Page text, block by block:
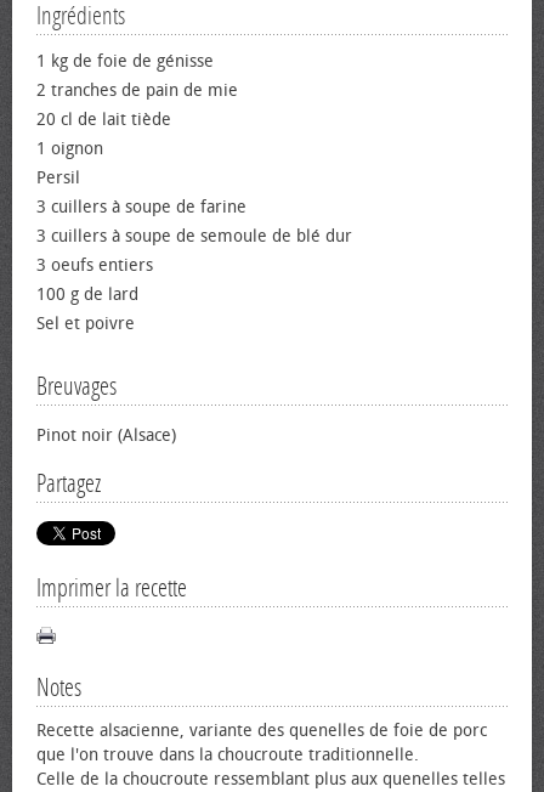
Ingrédients
1 kg de foie de génisse
2 tranches de pain de mie
20 cl de lait tiède
1 oignon
Persil
3 cuillers à soupe de farine
3 cuillers à soupe de semoule de blé dur
3 œufs entiers
100 g de lard
Sel et poivre
Breuvages
Pinot noir (Alsace)
Partagez
Imprimer la recette
Notes
Recette alsacienne, variante des quenelles de foie de porc
que l'on trouve dans la choucroute traditionnelle.
Celle de la choucroute ressemblant plus aux quenelles telles